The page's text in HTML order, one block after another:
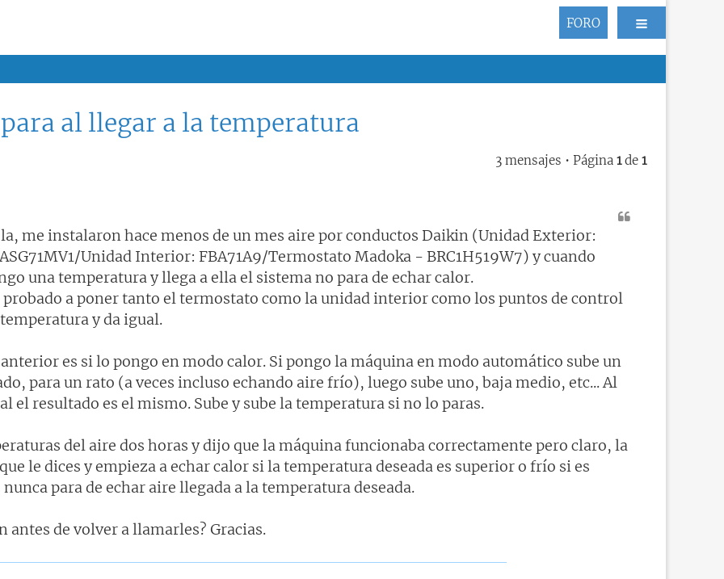
FORO
al llegar a la temperatura
3 mensajes • Página 1de 1
me instalaron hace menos de un mes aire por conductos Daikin (Unidad Exterior:
Unidad Interior: FBA71A9/Termostato Madoka - BRC1H519W7) y cuando
una temperatura y llega a ella el sistema no para de echar calor.
probado a poner tanto el termostato como la unidad interior como los puntos de control
y da igual.
es si lo pongo en modo calor. Si pongo la máquina en modo automático sube un
para un rato (a veces incluso echando aire frío), luego sube uno, baja medio, etc... Al
el resultado es el mismo. Sube y sube la temperatura si no lo paras.
del aire dos horas y dijo que la máquina funcionaba correctamente pero claro, la
le dices y empieza a echar calor si la temperatura deseada es superior o frío si es
para de echar aire llegada a la temperatura deseada.
de volver a llamarles? Gracias.